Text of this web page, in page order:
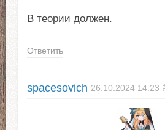
В теории должен.
Ответить
spacesovich 26.10.2024 14:23